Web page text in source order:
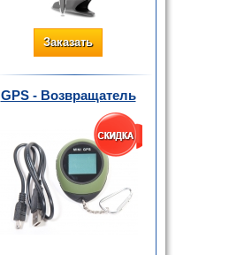
Заказать
GPS - Возвращатель